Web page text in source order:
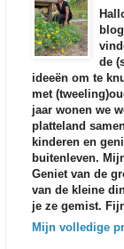
de
ideeën om te
met
jaar wonen we
platteland
kinderen en
buitenleven.
Geniet van de
van de kleine
je ze gemist.
Mijn volledige